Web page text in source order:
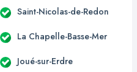
Saint-Nicolas-de-Redon
La Chapelle-Basse-Mer
Joué-sur-Erdre